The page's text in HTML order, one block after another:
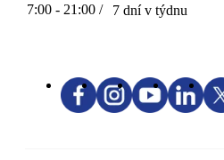
7:00 - 21:00 / 7 dní v týdnu